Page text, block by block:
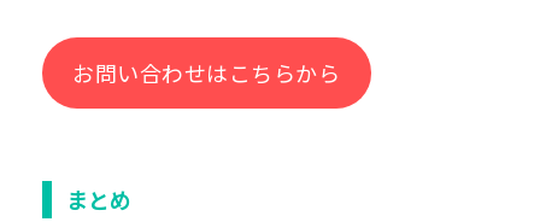
お問い合わせはこちらから
まとめ